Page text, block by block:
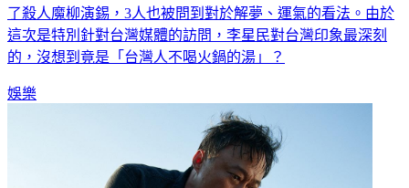
了殺人魔柳演錫，3人也被問到對於解夢、運氣的看法。由於
這次是特別針對台灣媒體的訪問，李星民對台灣印象最深刻
的，沒想到竟是「台灣人不喝火鍋的湯」？
娛樂